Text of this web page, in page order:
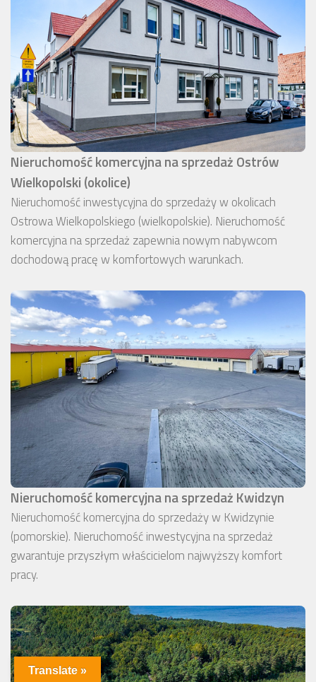
Nieruchomość komercyjna na sprzedaż Ostrów
Wielkopolski (okolice)
Nieruchomość inwestycyjna do sprzedaży w okolicach
Ostrowa Wielkopolskiego (wielkopolskie). Nieruchomość
komercyjna na sprzedaż zapewnia nowym nabywcom
dochodową pracę w komfortowych warunkach.
Nieruchomość komercyjna na sprzedaż Kwidzyn
Nieruchomość komercyjna do sprzedaży w Kwidzynie
(pomorskie). Nieruchomość inwestycyjna na sprzedaż
gwarantuje przyszłym właścicielom najwyższy komfort
pracy.
Translate »